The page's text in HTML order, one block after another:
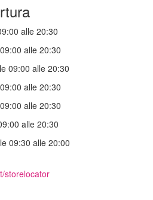
alle 20:30
alle 20:30
09:00 alle 20:30
alle 20:30
alle 20:30
alle 20:30
09:30 alle 20:00
storelocator